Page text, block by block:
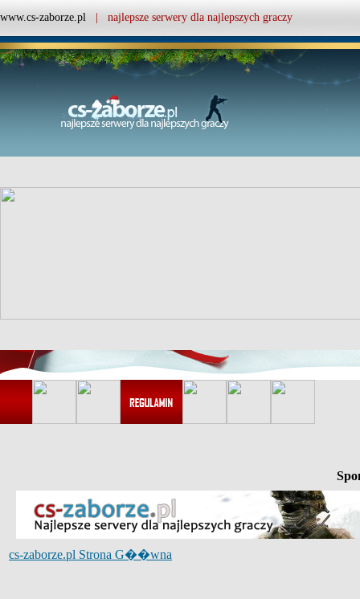
www.cs-zaborze.pl | najlepsze serwery dla najlepszych graczy
cs-zaborze.pl Strona G��wna